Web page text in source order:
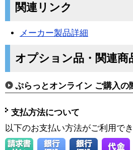
関連リンク
メーカー製品詳細
オプション品・関連商
ぷらっとオンライン ご購入の
支払方法について
以下のお支払い方法がご利用で